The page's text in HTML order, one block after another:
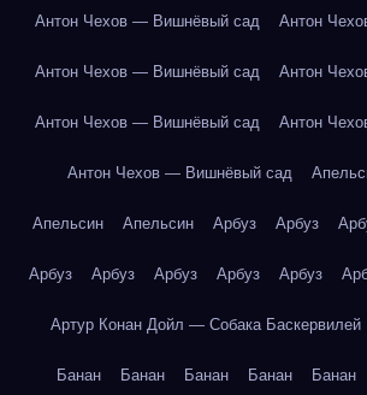
Антон Чехов — Вишнёвый сад Антон
Антон Чехов — Вишнёвый сад Антон
Антон Чехов — Вишнёвый сад Антон
Антон Чехов — Вишнёвый сад
Апельсин Апельсин Арбуз Арбуз
Арбуз Арбуз Арбуз Арбуз Арбуз
Артур Конан Дойл — Собака Баскервилей
Банан Банан Банан Банан Банан